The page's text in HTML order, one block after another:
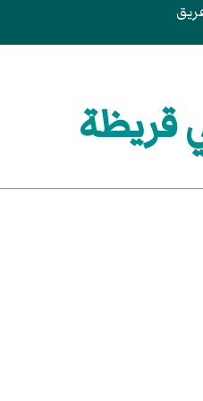
قريظة